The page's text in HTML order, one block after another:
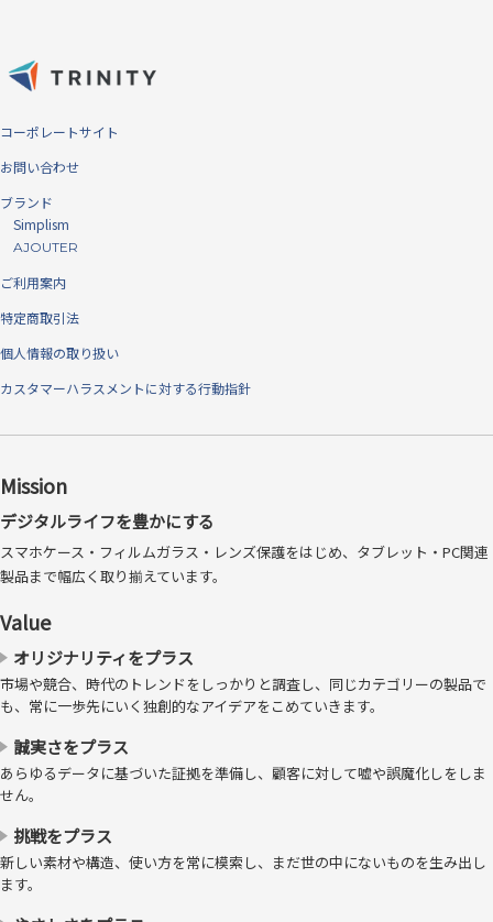
気泡ゼロの「バブルレス®」仕様
ディスプレイとガラスプロテクター/フィルムの間に埃が入ることが、
気泡が発生する原因です。シリコン吸着面に特殊加工を施すことによっ
貼り付けすることを可能にしました。
録商標です。 ※大きな埃の場合には気泡ができてしまうことがあります。基本的に
は埃は貼り付け前に除去してください。それでも入ってしまう微細な埃は吸収しま
す。 ※埃が抜ける構造ではありません。埃のサイズによっては視認できることがあ
ります。
安心の日本製素材
コーポレートサイト
お問い合わせ
ブランド
Simplism
AJOUTER
ご利用案内
特定商取引法
個人情報の取り扱い
カスタマーハラスメントに対する行動指針
Mission
デジタルライフを豊かにする
スマホケース・フィルムガラス・レンズ保護をはじめ、タブレット・PC関連
製品まで幅広く取り揃えています。
Value
オリジナリティをプラス
市場や競合、時代のトレンドをしっかりと調査し、同じカテゴリーの製品で
も、常に一歩先にいく独創的なアイデアをこめていきます。
誠実さをプラス
あらゆるデータに基づいた証拠を準備し、顧客に対して嘘や誤魔化しをしま
せん。
挑戦をプラス
新しい素材や構造、使い方を常に模索し、まだ世の中にないものを生み出し
ます。